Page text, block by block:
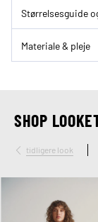
Størrelsesguide
Materiale & pleje
SHOP
tidligere look